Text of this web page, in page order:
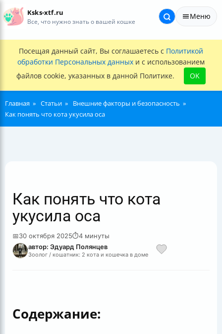
Ksks-xtf.ru
Все, что нужно знать о вашей кошке
Меню
Посещая данный сайт, Вы соглашаетесь с Политикой
обработки Персональных данных и с использованием
файлов cookie, указанных в данной Политике.
OK
Главная Статьи
Внешние факторы и безопасность
Как понять что кота укусила оса
Как понять что кота
укусила оса
📅30 октября 2025⏱4 минуты
автор: Эдуард Полянцев
Зоолог / кошатник: 2 кота и кошечка в доме
Содержание: